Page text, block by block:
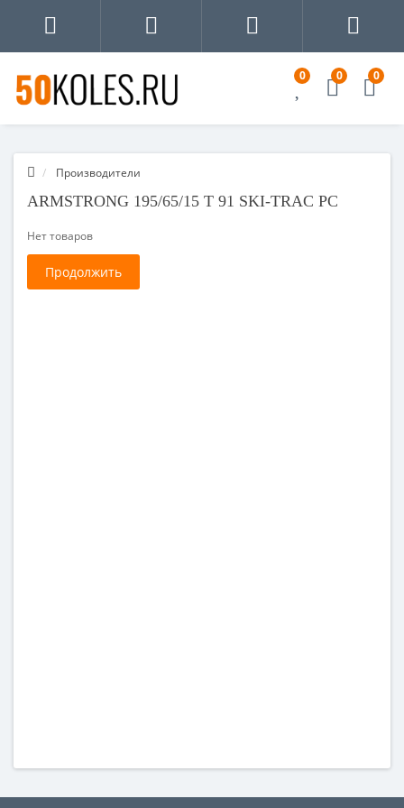
0 0 0
Производители
ARMSTRONG 195/65/15 T 91 SKI-TRAC PC
Нет товаров
Продолжить